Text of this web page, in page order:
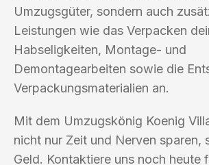
Umzugsgüter, sondern auch
Leistungen wie das Verpacken
Habseligkeiten, Montage- und
Demontagearbeiten sowie die
Verpackungsmaterialien an.
Mit dem Umzugskönig Koenig
nicht nur Zeit und Nerven sparen,
Geld. Kontaktiere uns noch heute